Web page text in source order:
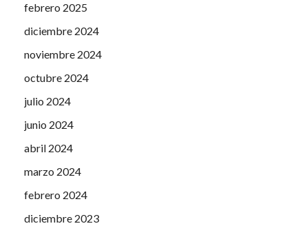
febrero 2025
diciembre 2024
noviembre 2024
octubre 2024
julio 2024
junio 2024
abril 2024
marzo 2024
febrero 2024
diciembre 2023